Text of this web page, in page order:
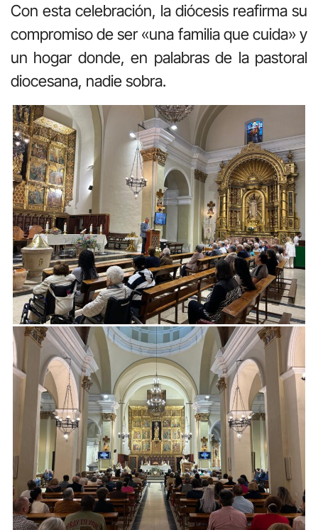
Con esta celebración, la diócesis reafirma su
compromiso de ser «una familia que cuida» y
un hogar donde, en palabras de la pastoral
diocesana, nadie sobra.